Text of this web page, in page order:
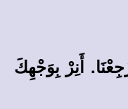
أَنِرْ بِوَجْهِكَ